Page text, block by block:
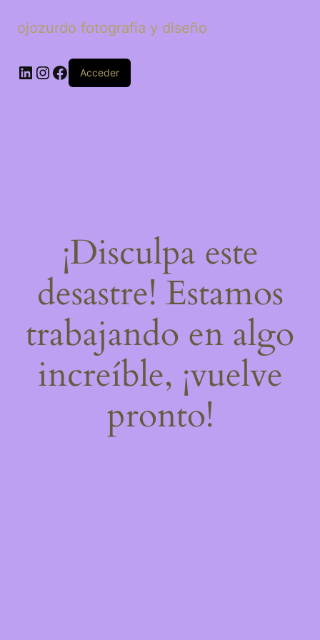
ojozurdo fotografia y diseño
LinkedIn
Instagram
Facebook
Acceder
¡Disculpa este
desastre! Estamos
trabajando en algo
increíble, ¡vuelve
pronto!